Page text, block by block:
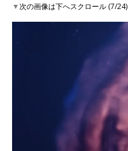
▼次の画像は下へスクロール (7/24)